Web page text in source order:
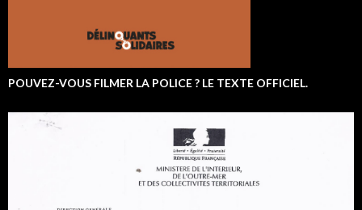
POUVEZ-VOUS FILMER LA POLICE ? LE TEXTE OFFICIEL.